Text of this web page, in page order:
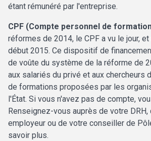
étant rémunéré par l'entreprise.
CPF (Compte personnel de
réformes de 2014, le CPF a vu le jour,
début 2015. Ce dispositif de
de voûte du système de la réforme de
aux salariés du privé et aux chercheurs
de formations proposées par les
l'État. Si vous n'avez pas de compte,
Renseignez-vous auprès de votre DRH,
employeur ou de votre conseiller de
savoir plus.